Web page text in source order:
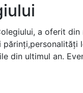
a oferit
din ultimul an.